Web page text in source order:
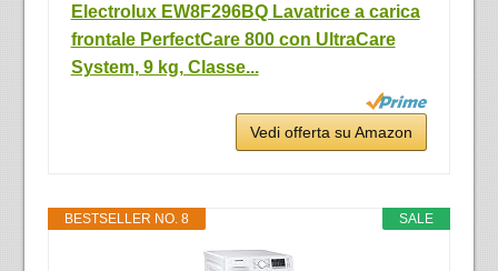
Electrolux EW8F296BQ Lavatrice a carica
frontale PerfectCare 800 con UltraCare
System, 9 kg, Classe...
Vedi offerta su Amazon
SALE
BESTSELLER NO. 8